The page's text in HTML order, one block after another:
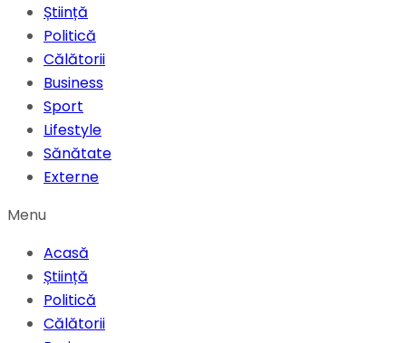
Știință
Politică
Călătorii
Business
Sport
Lifestyle
Sănătate
Externe
Menu
Acasă
Știință
Politică
Călătorii